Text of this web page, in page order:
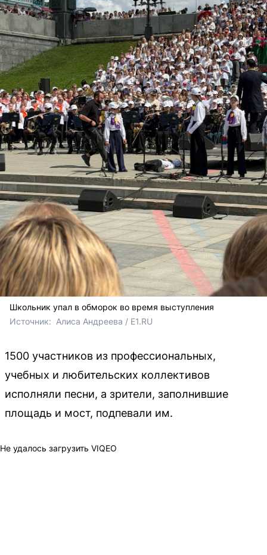
Школьник упал в обморок во время выступления
Источник: Алиса Андреева / E1.RU
1500 участников из профессиональных,
учебных и любительских коллективов
исполняли песни, а зрители, заполнившие
площадь и мост, подпевали им.
Не удалось загрузить VIQEO